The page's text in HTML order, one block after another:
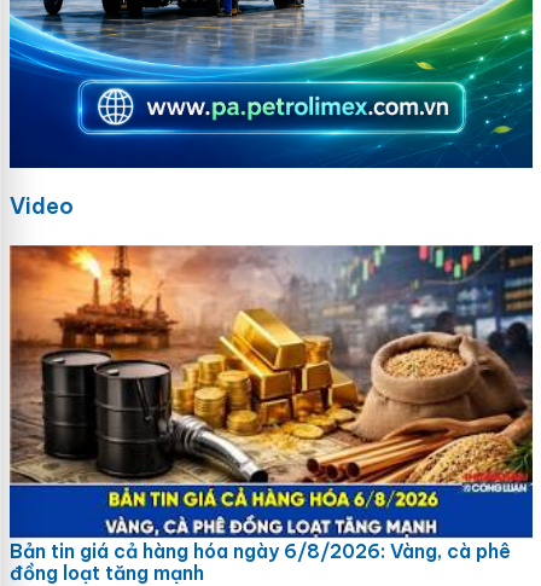
Video
Bản tin giá cả hàng hóa ngày 6/8/2026: Vàng, cà phê
đồng loạt tăng mạnh